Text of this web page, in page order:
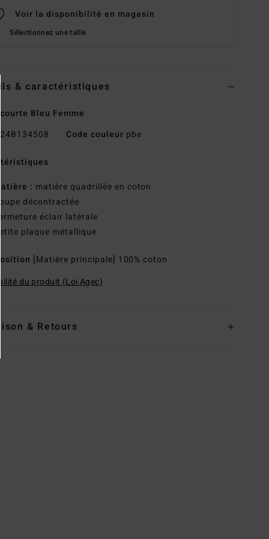
Voir la disponibilité en magasin
Sélectionnez une taille
& caractéristiques
courte Bleu Femme
24B134508 Code couleur pbe
Matière : matière quadrillée en coton
Coupe décontractée
Fermeture éclair latérale
Petite plaque métallique
[Matière principale] 100% coton
du produit (Loi Agec)
& Retours